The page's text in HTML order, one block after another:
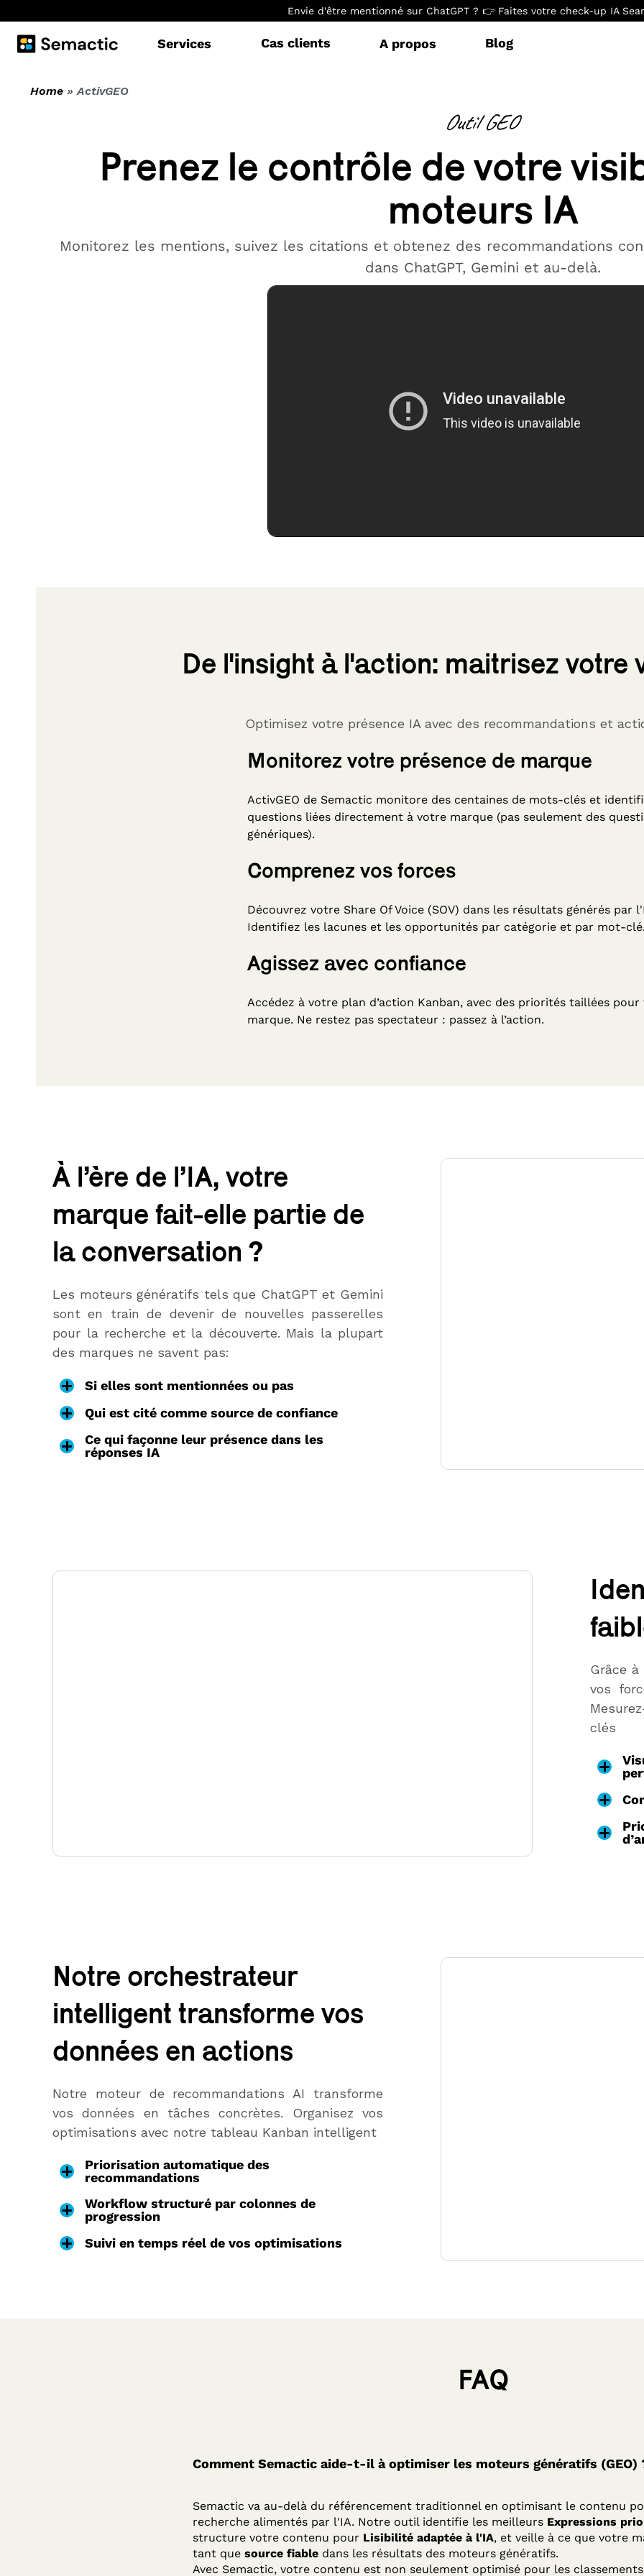
Envie d'être mentionné sur ChatGPT ? 👉 Faites votre check-up IA
Services Cas clients A propos Blog
Home »ActivGEO
Outil GEO
Prenez le contrôle de votre
moteurs IA
Monitorez les mentions, suivez les citations et obtenez des recommandations
dans ChatGPT, Gemini et au-delà.
De l'insight à l'action: maitrisez votre
Optimisez votre présence IA avec des recommandations et
Monitorez votre présence de marque
ActivGEO de Semactic monitore des centaines de mots-clés et
questions liées directement à votre marque (pas seulement des
génériques).
Comprenez vos forces
Découvrez votre Share Of Voice (SOV) dans les résultats générés par
Identifiez les lacunes et les opportunités par catégorie et par mot-clé.
Agissez avec confiance
Accédez à votre plan d’action Kanban, avec des priorités taillées pour
marque. Ne restez pas spectateur : passez à l’action.
À l’ère de l’IA, votre
marque fait-elle partie de
la conversation ?
Les moteurs génératifs tels que ChatGPT et Gemini
sont en train de devenir de nouvelles passerelles
pour la recherche et la découverte. Mais la plupart
des marques ne savent pas:
Si elles sont mentionnées ou pas
Qui est cité comme source de confiance
Ce qui façonne leur présence dans les
réponses IA
Grâce
vos
clés
Notre orchestrateur
intelligent transforme vos
données en actions
Notre moteur de recommandations AI transforme
vos données en tâches concrètes. Organisez vos
optimisations avec notre tableau Kanban intelligent
Priorisation automatique des
recommandations
Workflow structuré par colonnes de
progression
Suivi en temps réel de vos optimisations
FAQ
Comment Semactic aide-t-il à optimiser les moteurs génératifs (GEO)
Semactic va au-delà du référencement traditionnel en optimisant le contenu
recherche alimentés par l'IA. Notre outil identifie les meilleurs Expressions
structure votre contenu pour Lisibilité adaptée à l'IA, et veille à ce que votre
tant que source fiable dans les résultats des moteurs génératifs.
Avec Semactic, votre contenu est non seulement optimisé pour les